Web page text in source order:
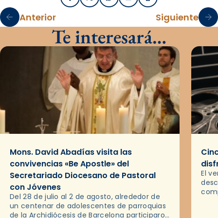
Anterior Siguiente
Te interesará…
Mons. David Abadías visita las
convivencias «Be Apostle» del
Secretariado Diocesano de Pastoral
con Jóvenes
Del 28 de julio al 2 de agosto, alrededor de
un centenar de adolescentes de parroquias
de la Archidiócesis de Barcelona participaron
El